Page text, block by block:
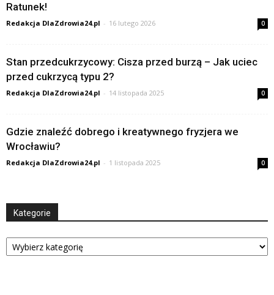
Ratunek!
Redakcja DlaZdrowia24.pl - 16 lutego 2026 0
Stan przedcukrzycowy: Cisza przed burzą – Jak uciec
przed cukrzycą typu 2?
Redakcja DlaZdrowia24.pl - 14 listopada 2025 0
Gdzie znaleźć dobrego i kreatywnego fryzjera we
Wrocławiu?
Redakcja DlaZdrowia24.pl - 1 listopada 2025 0
Kategorie
Kategorie